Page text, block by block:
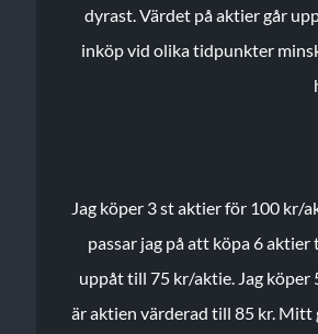
dyrast. Värdet på aktier går
inköp vid olika tidpunkter
Jag köper 3 st aktier för 100 kr/
passar jag på att köpa 6 aktier
uppåt till 75 kr/aktie. Jag köper
är aktien värderad till 85 kr. Mitt